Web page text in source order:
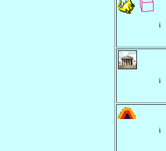
i
i
i